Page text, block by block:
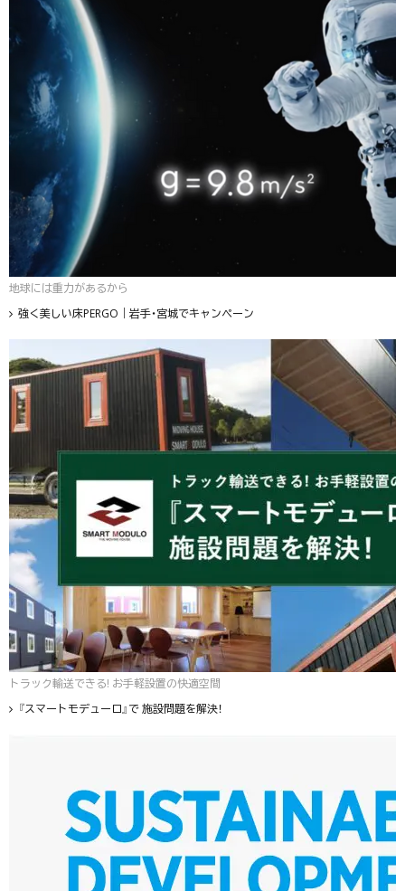
地球には重力があるから
強く美しい床PERGO｜岩手・宮城でキャンペーン
トラック輸送できる! お手軽設置の快適空間
『スマートモデューロ』で 施設問題を解決！